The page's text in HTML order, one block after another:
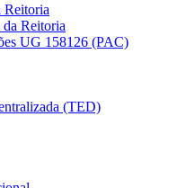
Reitoria
da Reitoria
UG 158126 (PAC)
(TED)